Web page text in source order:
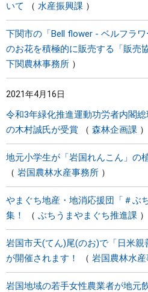
いて
水産振興課
下関市の「Bell flower - ベルフラ
のお花を積極的に販売する「販売
下関農林事務所
2021年4月16日
令和3年緑化推進運動功労者内閣
の木村誠氏が受賞
森林企画課
地元小学生が「岩国れんこん」の
岩国農林水産事務所
やまぐち地産・地消応援団「＃ぶ
集！
ぶちうまやまぐち推進課
岩国市天(てん)尾(のお)で「日米親
が開催されます！
岩国農林水
岩国地域の若手女性農業者が地元